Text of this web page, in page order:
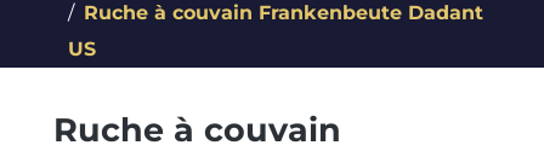
Ruche à couvain Frankenbeute Dadant
US
Ruche à couvain